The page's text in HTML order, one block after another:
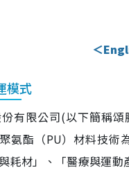
＜
模式
有限公司(以下簡稱頌
氨酯（PU）材料技術
耗材」、「醫療與運